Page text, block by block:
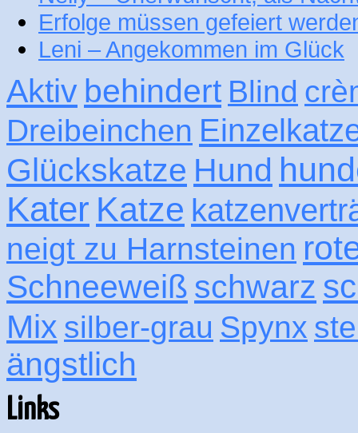
Erfolge müssen gefeiert
Leni – Angekommen im Glück
Aktiv behindert Blind
Dreibeinchen
Glückskatze Hund
Kater Katze
neigt zu Harnsteinen
Schneeweiß schwarz
Mix silber-grau Spynx
ängstlich
Links